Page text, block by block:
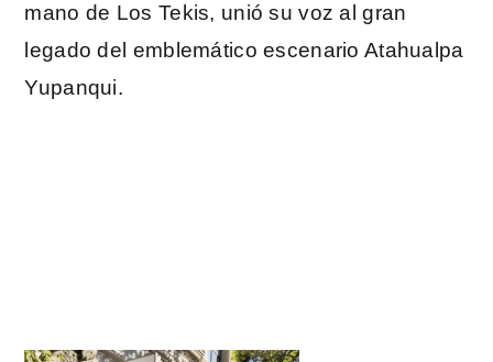
mano de Los Tekis, unió su voz al gran
legado del emblemático escenario Atahualpa
Yupanqui.